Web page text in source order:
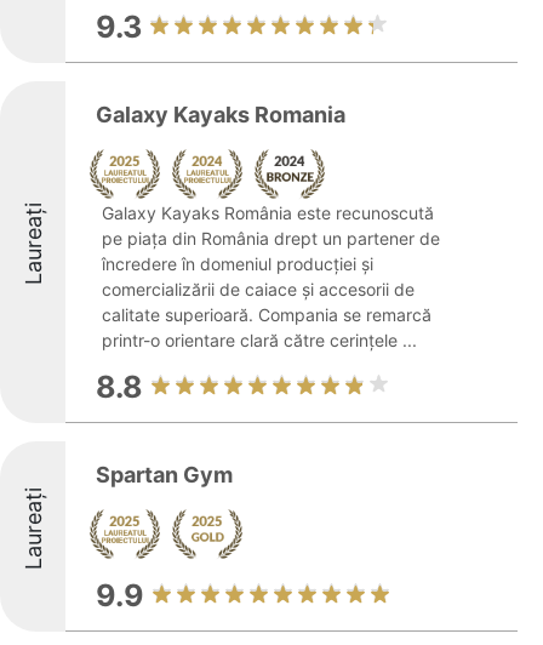
9.3
Laureați
Galaxy Kayaks Romania
Galaxy Kayaks România este recunoscută
pe piața din România drept un partener de
încredere în domeniul producției și
comercializării de caiace și accesorii de
calitate superioară. Compania se remarcă
printr-o orientare clară către cerințele ...
8.8
Laureați
Spartan Gym
9.9